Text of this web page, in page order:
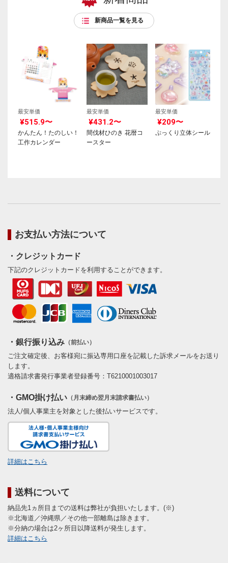
新商品一覧を見る
最安単価
¥515.9〜
かんたん！たのしい！
工作カレンダー
最安単価
¥431.2〜
間伐材ひのき 花暦コ
ースター
最安単価
¥209〜
ぷっくり立体シール
お支払い方法について
・クレジットカード
下記のクレジットカードを利用することができます。
・銀行振り込み （前払い）
ご注文確定後、お客様宛に振込専用口座を記載した訴求メールをお送り
します。
適格請求書発行事業者登録番号：T6210001003017
・GMO掛け払い （月末締め翌月末請求書払い）
法人/個人事業主を対象とした後払いサービスです。
詳細はこちら
送料について
納品先1ヵ所目までの送料は弊社が負担いたします。(※)
※北海道／沖縄県／その他一部離島は除きます。
※分納の場合は2ヶ所目以降送料が発生します。
詳細はこちら